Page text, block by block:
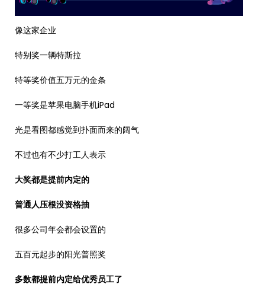
像这家企业
特别奖一辆特斯拉
特等奖价值五万元的金条
一等奖是苹果电脑手机iPad
光是看图都感觉到扑面而来的阔气
不过也有不少打工人表示
大奖都是提前内定的
普通人压根没资格抽
很多公司年会都会设置的
五百元起步的阳光普照奖
多数都提前内定给优秀员工了